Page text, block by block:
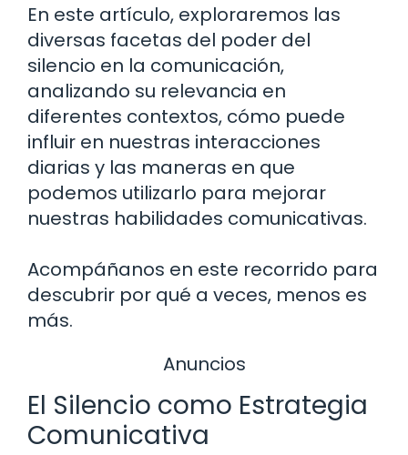
En este artículo, exploraremos las
diversas facetas del poder del
silencio en la comunicación,
analizando su relevancia en
diferentes contextos, cómo puede
influir en nuestras interacciones
diarias y las maneras en que
podemos utilizarlo para mejorar
nuestras habilidades comunicativas.
Acompáñanos en este recorrido para
descubrir por qué a veces, menos es
más.
Anuncios
El Silencio como Estrategia
Comunicativa